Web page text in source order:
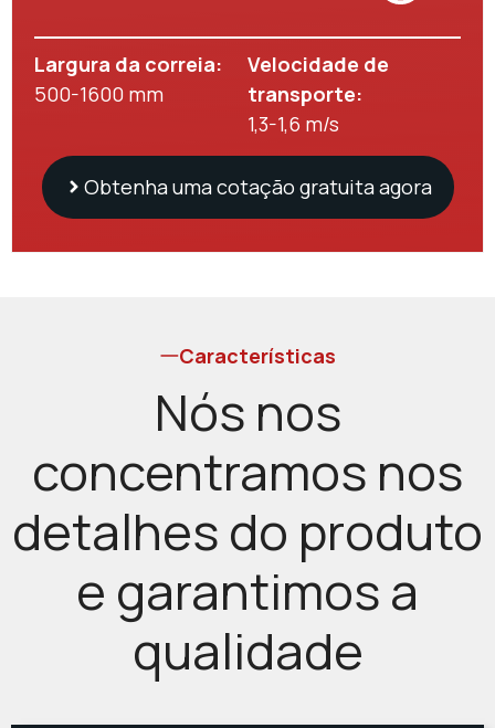
Largura da correia:
500-1600 mm
Velocidade de
transporte:
1,3-1,6 m/s
Obtenha uma cotação gratuita agora
Características
Nós nos
concentramos nos
detalhes do produto
e garantimos a
qualidade